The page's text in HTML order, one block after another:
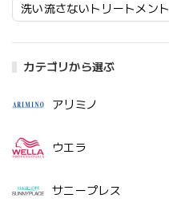
洗い流さないトリートメント
カテゴリから選ぶ
アリミノ
ウエラ
サニープレス